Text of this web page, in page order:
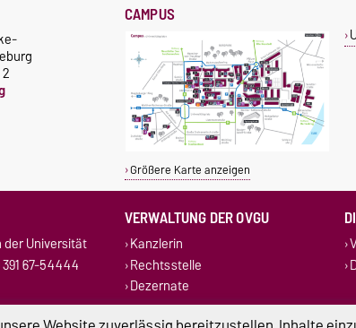
CAMPUS
Größere Karte anzeigen
Universität
67-54444
VERWALTUNG DER OVGU
Kanzlerin
Rechtsstelle
Dezernate